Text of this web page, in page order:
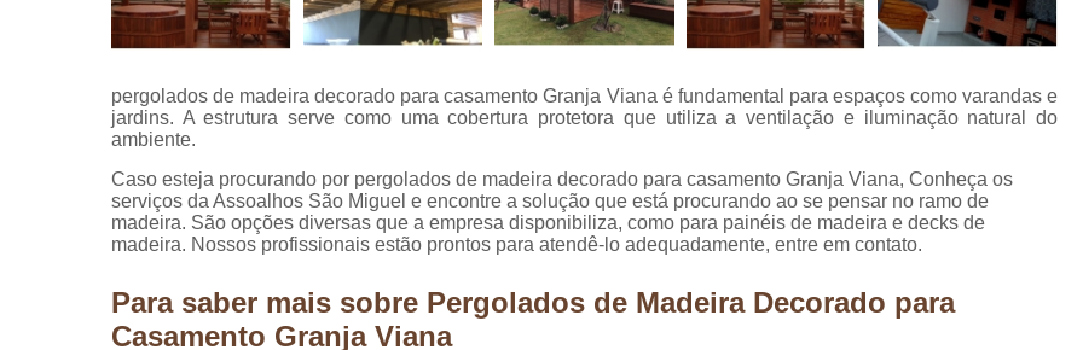
Raspagem
de pisos de
Restauração
de pisos de
Marcenaria de Planejado para Residência
Marcenaria de Planejados para Quarto
Loja
Móveis Planejados em São
Móveis Planejados para Apartamento
Móveis Planejados para Sala de
pergolados de madeira decorado para casamento Granja Viana é fundamental para espaços como varandas e
jardins. A estrutura serve como uma cobertura protetora que utiliza a ventilação e iluminação natural do
ambiente.
Caso esteja procurando por pergolados de madeira decorado para casamento Granja Viana, Conheça os
serviços da Assoalhos São Miguel e encontre a solução que está procurando ao se pensar no ramo de
madeira. São opções diversas que a empresa disponibiliza, como para painéis de madeira e decks de
madeira. Nossos profissionais estão prontos para atendê-lo adequadamente, entre em contato.
Para saber mais sobre Pergolados de Madeira Decorado para
Casamento Granja Viana